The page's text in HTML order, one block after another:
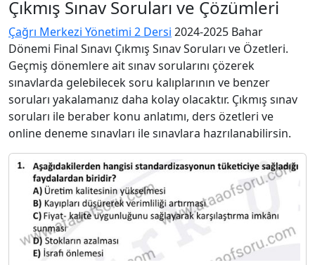
Çıkmış Sınav Soruları ve Çözümleri
Çağrı Merkezi Yönetimi 2 Dersi 2024-2025 Bahar
Dönemi Final Sınavı Çıkmış Sınav Soruları ve Özetleri.
Geçmiş dönemlere ait sınav sorularını çözerek
sınavlarda gelebilecek soru kalıplarının ve benzer
soruları yakalamanız daha kolay olacaktır. Çıkmış sınav
soruları ile beraber konu anlatımı, ders özetleri ve
online deneme sınavları ile sınavlara hazrılanabilirsin.